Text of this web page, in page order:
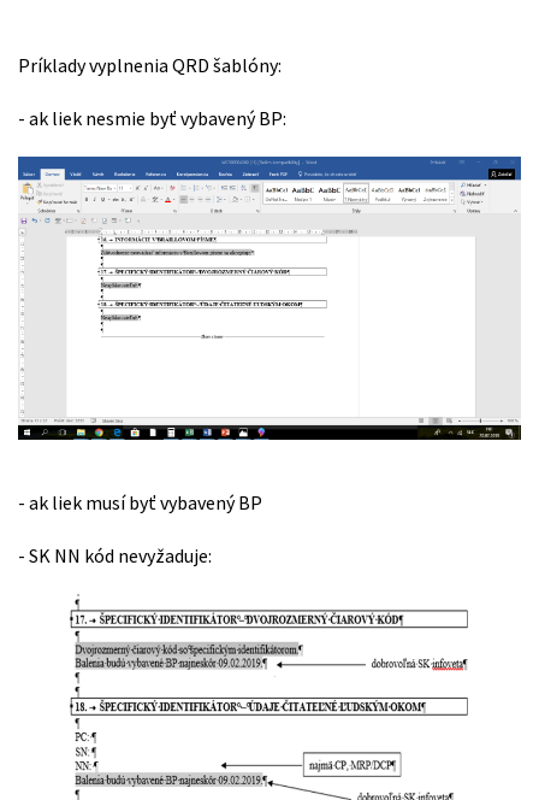
Príklady vyplnenia QRD šablóny:
- ak liek nesmie byť vybavený BP:
- ak liek musí byť vybavený BP
- SK NN kód nevyžaduje: